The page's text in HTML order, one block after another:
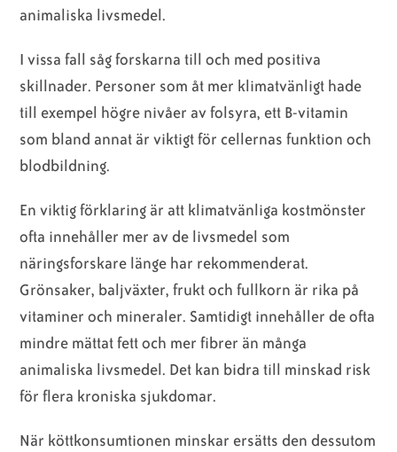
animaliska livsmedel.
I vissa fall såg forskarna till och med positiva
skillnader. Personer som åt mer klimatvänligt hade
till exempel högre nivåer av folsyra, ett B-vitamin
som bland annat är viktigt för cellernas funktion och
blodbildning.
En viktig förklaring är att klimatvänliga kostmönster
ofta innehåller mer av de livsmedel som
näringsforskare länge har rekommenderat.
Grönsaker, baljväxter, frukt och fullkorn är rika på
vitaminer och mineraler. Samtidigt innehåller de ofta
mindre mättat fett och mer fibrer än många
animaliska livsmedel. Det kan bidra till minskad risk
för flera kroniska sjukdomar.
När köttkonsumtionen minskar ersätts den dessutom